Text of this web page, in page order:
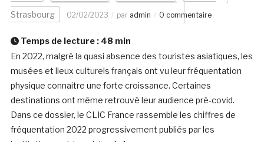
Strasbourg 02/02/2023 par admin 0 commentaire
Temps de lecture : 48 min
En 2022, malgré la quasi absence des touristes asiatiques, les
musées et lieux culturels français ont vu leur fréquentation
physique connaitre une forte croissance. Certaines
destinations ont même retrouvé leur audience pré-covid.
Dans ce dossier, le CLIC France rassemble les chiffres de
fréquentation 2022 progressivement publiés par les